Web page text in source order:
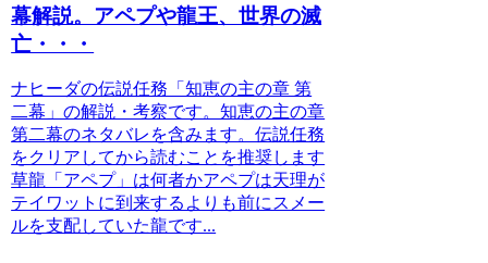
幕解説。アペプや龍王、世界の滅
亡・・・
ナヒーダの伝説任務「知恵の主の章 第
二幕」の解説・考察です。知恵の主の章
第二幕のネタバレを含みます。伝説任務
をクリアしてから読むことを推奨します
草龍「アペプ」は何者かアペプは天理が
テイワットに到来するよりも前にスメー
ルを支配していた龍です...